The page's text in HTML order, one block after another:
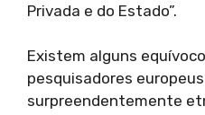
Privada e do Estado”.
Existem alguns
pesquisadores
surpreendentemente